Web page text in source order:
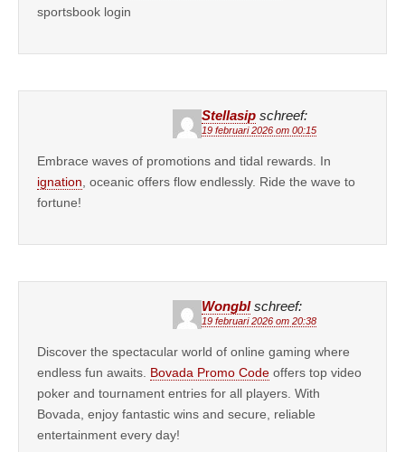
sportsbook login
Stellasip schreef:
19 februari 2026 om 00:15
Embrace waves of promotions and tidal rewards. In
ignation , oceanic offers flow endlessly. Ride the wave to
fortune!
Wongbl schreef:
19 februari 2026 om 20:38
Discover the spectacular world of online gaming where
endless fun awaits. Bovada Promo Code offers top video
poker and tournament entries for all players. With
Bovada, enjoy fantastic wins and secure, reliable
entertainment every day!